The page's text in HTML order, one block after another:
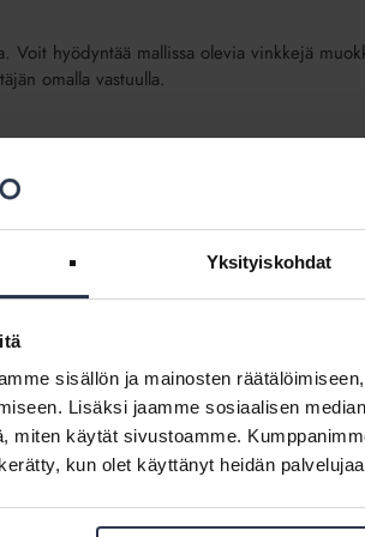
Yksityiskohdat
sisällön ja mainosten
Lisäksi jaamme sosiaalisen
miten käytät sivustoamme.
kun olet käyttänyt heidän
Voit hyödyntää mallissa olevia vinkkejä
omalla vastuulla.
kunnossapitotarveselvityksessä? Hyödynnä
on myös taulukko kiinteistön
on käytetty Rakennustieto ry:n RT-